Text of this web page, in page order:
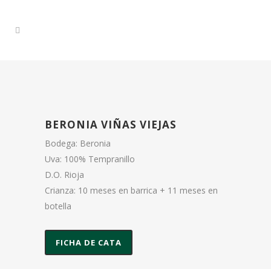
BERONIA VIÑAS VIEJAS
Bodega: Beronia
Uva: 100% Tempranillo
D.O. Rioja
Crianza: 10 meses en barrica + 11 meses en
botella
FICHA DE CATA